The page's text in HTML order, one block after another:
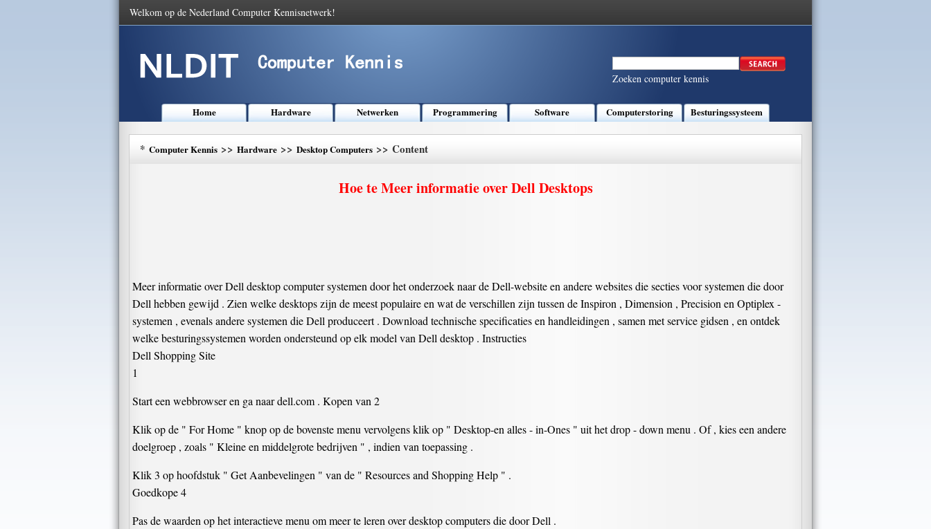
Welkom op de Nederland Computer Kennisnetwerk!
Zoeken computer kennis
Home Hardware Netwerken Programmering Software Computerstoring Besturingssysteem
* Computer Kennis >> Hardware >> Desktop Computers >> Content
Hoe te Meer informatie over Dell Desktops
Meer informatie over Dell desktop computer systemen door het onderzoek naar de Dell-website en andere websites die secties voor systemen die door
Dell hebben gewijd . Zien welke desktops zijn de meest populaire en wat de verschillen zijn tussen de Inspiron , Dimension , Precision en Optiplex -
systemen , evenals andere systemen die Dell produceert . Download technische specificaties en handleidingen , samen met service gidsen , en ontdek
welke besturingssystemen worden ondersteund op elk model van Dell desktop . Instructies
Dell Shopping Site
1
Start een webbrowser en ga naar dell.com . Kopen van 2
Klik op de " For Home " knop op de bovenste menu vervolgens klik op " Desktop-en alles - in-Ones " uit het drop - down menu . Of , kies een andere
doelgroep , zoals " Kleine en middelgrote bedrijven " , indien van toepassing .
Klik 3 op hoofdstuk " Get Aanbevelingen " van de " Resources and Shopping Help " .
Goedkope 4
Pas de waarden op het interactieve menu om meer te leren over desktop computers die door Dell .